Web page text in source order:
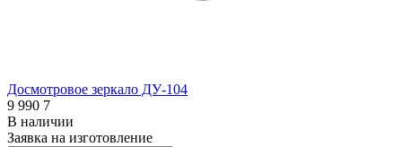
Досмотровое зеркало ДУ-104
9 990 7
В наличии
Заявка на изготовление